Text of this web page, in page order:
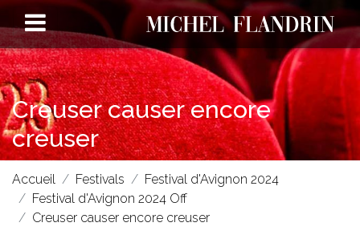
Creuser causer encore
creuser
Accueil Festivals
Festival d'Avignon 2024
Festival d'Avignon 2024 Off
Creuser causer encore creuser